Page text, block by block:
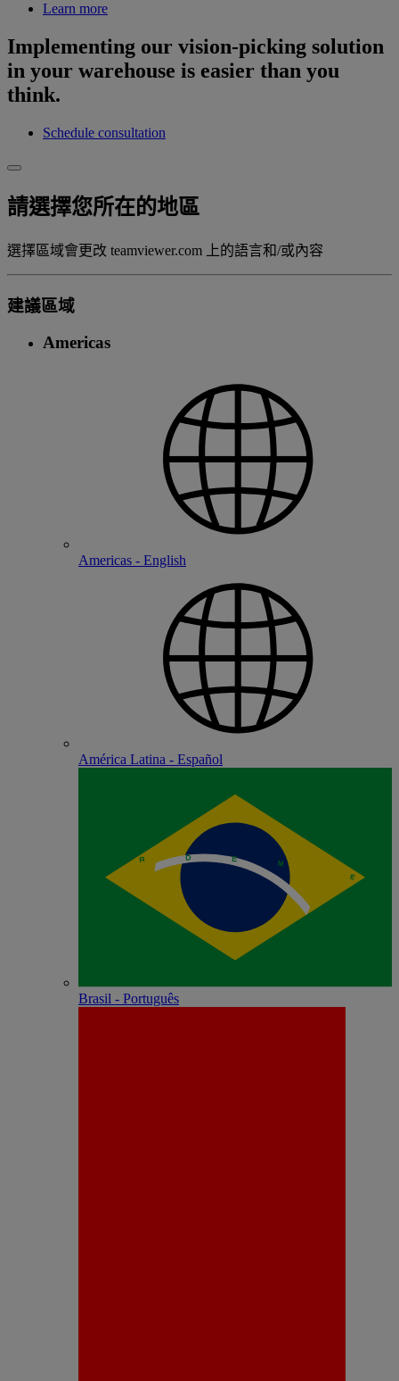
Learn more
Implementing our vision-picking solution
in your warehouse is easier than you
think.
Schedule consultation
請選擇您所在的地區
選擇區域會更改 teamviewer.com 上的語言和/或內容
建議區域
Americas
Americas - English
América Latina - Español
Brasil - Português